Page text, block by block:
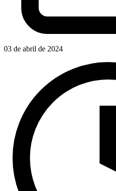
03 de abril de 2024